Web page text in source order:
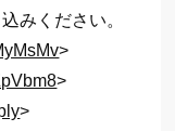
みください。
>
>
>